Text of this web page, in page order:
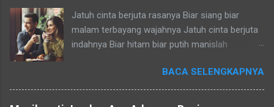
m
e
n
t
a
r
Jatuh cinta berjuta rasanya Biar siang biar
malam terbayang wajahnya Jatuh cinta berjuta
indahnya Biar hitam biar putih manislah
Dia dekat aku senang tapi salah tingkah Dia aktif
aku pura-pura jual mahal Dia diam aku cari
perhatian oh repotnya Salam Budaya! Duh yang
BACA SELENGKAPNYA